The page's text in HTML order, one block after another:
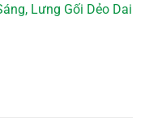
Lưng Gối Dẻo Dai